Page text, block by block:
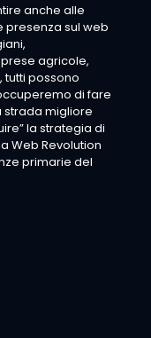
anche alle
presenza sul web
agricole,
tutti possono
di fare
strada migliore
la strategia di
Web Revolution
primarie del